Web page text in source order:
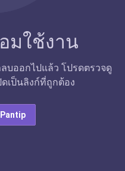
มใช้งาน
บออกไปแล้ว โปรดตรวจดู
เป็นลิงก์ที่ถูกต้อง